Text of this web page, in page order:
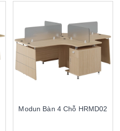
Modun Bàn 4 Chỗ HRMD02